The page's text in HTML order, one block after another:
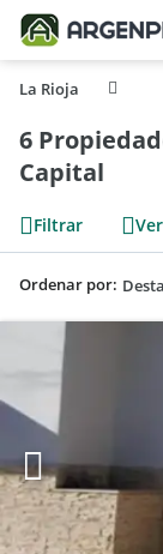
La Rioja
6
Capital
Filtrar
Ordenar por: